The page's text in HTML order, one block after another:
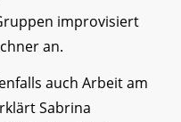
improvisiert
an.
auch Arbeit am
Sabrina